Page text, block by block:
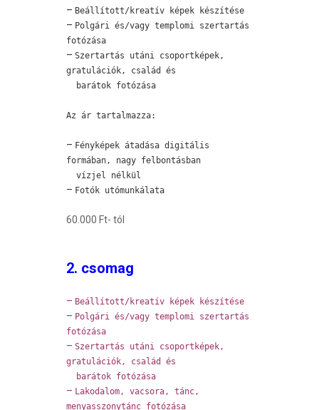
– Beállított/kreatív képek készítése
– Polgári és/vagy templomi szertartás
fotózása
–Szertartás utáni csoportképek,
gratulációk, család és
barátok fotózása
Az ár tartalmazza:
– Fényképek átadása digitális
formában, nagy felbontásban
vízjel nélkül
– Fotók utómunkálata
60.000 Ft- tól
2. csomag
– Beállított/kreatív képek készítése
– Polgári és/vagy templomi szertartás
fotózása
–Szertartás utáni csoportképek,
gratulációk, család és
barátok fotózása
– Lakodalom, vacsora, tánc,
menyasszonytánc fotózása